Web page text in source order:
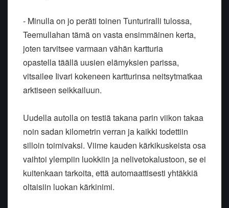
- Minulla on jo peräti toinen Tunturiralli tulossa,
Teemullahan tämä on vasta ensimmäinen kerta,
joten tarvitsee varmaan vähän kartturia
opastella täällä uusien elämyksien parissa,
vitsailee Iivari kokeneen kartturinsa neitsytmatkaa
arktiseen seikkailuun.
Uudella autolla on testiä takana parin viikon takaa
noin sadan kilometrin verran ja kaikki todettiin
silloin toimivaksi. Viime kauden kärkikuskeista osa
vaihtoi ylempiin luokkiin ja nelivetokalustoon, se ei
kuitenkaan tarkoita, että automaattisesti yhtäkkiä
oltaisiin luokan kärkinimi.